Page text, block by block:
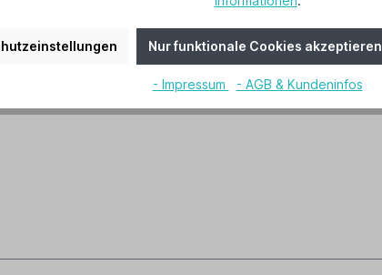
die
Nur funktionale Cookies akzeptieren
- Impressum - AGB & Kundeninfos